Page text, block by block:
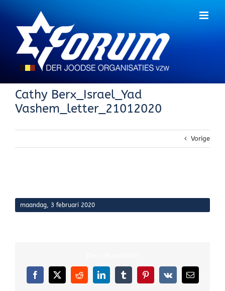
Cathy Berx_Israel_Yad
Vashem_letter_21012020
Vorige
maandag, 3 februari 2020
Facebook
X RedditLinkedInTumblrPinterest
Vk
E-
mail